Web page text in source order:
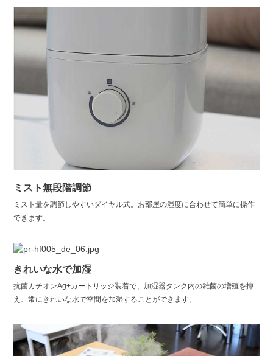
ミスト無段階調節
ミスト量を調節しやすいダイヤル式。お部屋の湿度に合わせて簡単に操作
できます。
きれいな水で加湿
抗菌カチオンAg+カートリッジ装着で、加湿器タンク内の雑菌の増殖を抑
え、常にきれいな水で空間を加湿することができます。